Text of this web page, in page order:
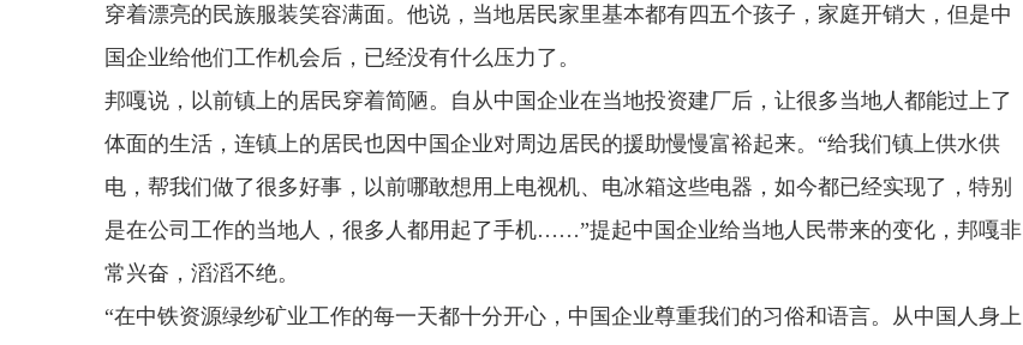
穿着漂亮的民族服装笑容满面。他说，当地居民家里基本都有四五个孩子，家庭开销大，但是中
国企业给他们工作机会后，已经没有什么压力了。
邦嘎说，以前镇上的居民穿着简陋。自从中国企业在当地投资建厂后，让很多当地人都能过上了
体面的生活，连镇上的居民也因中国企业对周边居民的援助慢慢富裕起来。“给我们镇上供水供
电，帮我们做了很多好事，以前哪敢想用上电视机、电冰箱这些电器，如今都已经实现了，特别
是在公司工作的当地人，很多人都用起了手机……”提起中国企业给当地人民带来的变化，邦嘎非
常兴奋，滔滔不绝。
“在中铁资源绿纱矿业工作的每一天都十分开心，中国企业尊重我们的习俗和语言。从中国人身上